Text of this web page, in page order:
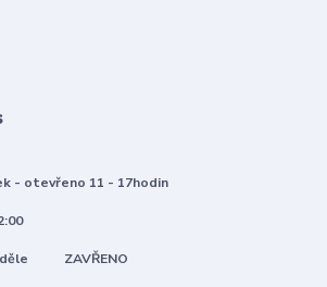
- otevřeno 11 - 17hodin
ZAVŘENO